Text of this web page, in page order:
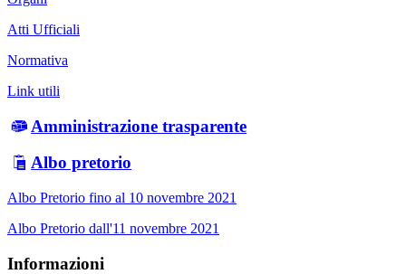
Atti Ufficiali
Normativa
Link utili
Amministrazione trasparente
Albo pretorio
Albo Pretorio fino al 10 novembre 2021
Albo Pretorio dall'11 novembre 2021
Informazioni